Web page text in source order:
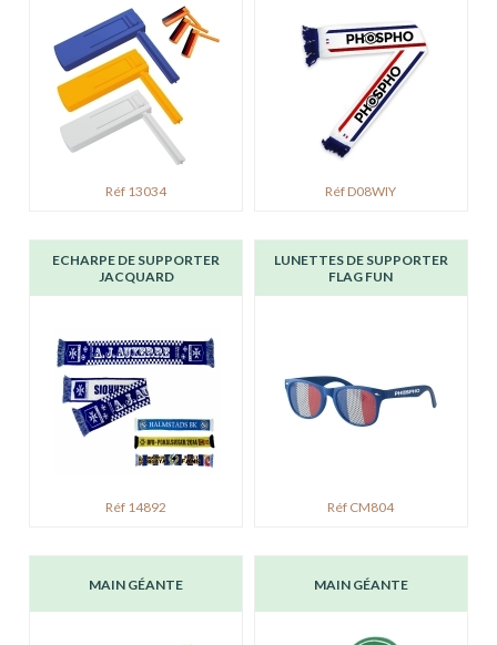
Réf 13034 Réf D08WIY
ECHARPE DE SUPPORTER
JACQUARD
Réf 14892
LUNETTES DE SUPPORTER
FLAG FUN
Réf CM804
MAIN GÉANTE MAIN GÉANTE